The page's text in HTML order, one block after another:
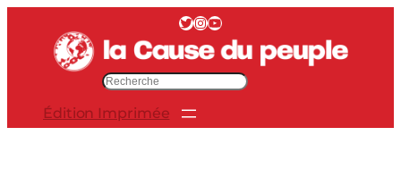
contenu
Twitter InstagramYouTube
Édition Imprimée